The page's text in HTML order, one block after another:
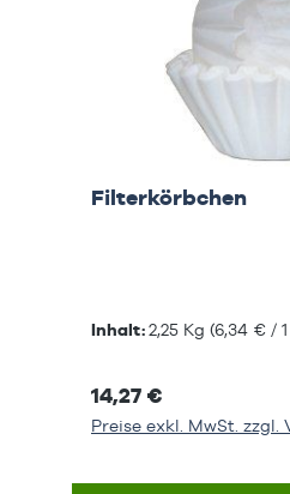
Filterkörbchen
Inhalt:2,25 Kg (6,34 € /
14,27 €
Preise exkl. MwSt. zzgl.